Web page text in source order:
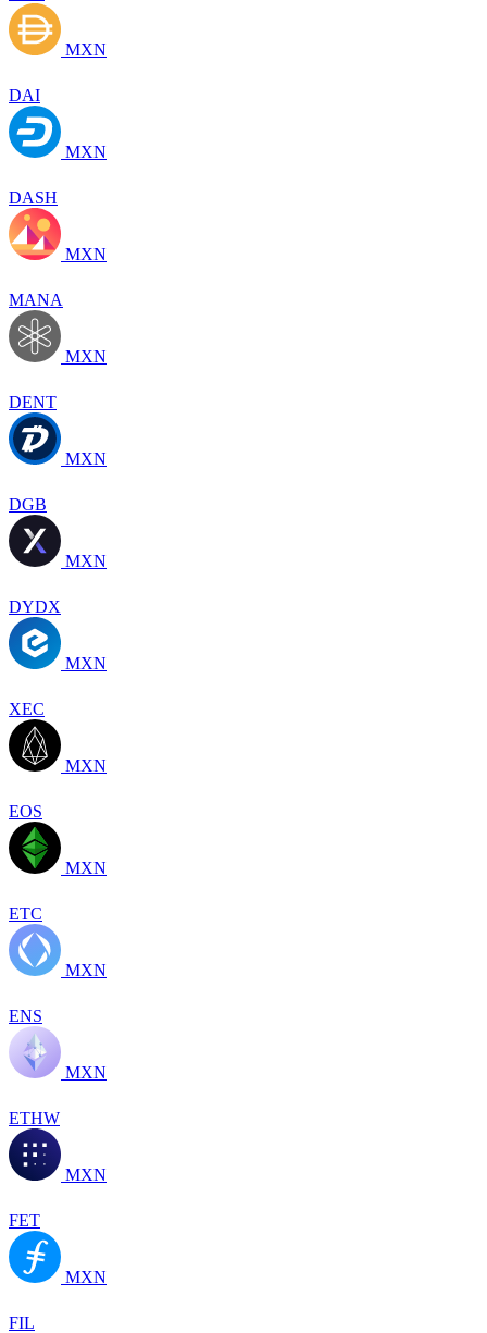
MXN
DAI
MXN
DASH
MXN
MANA
MXN
DENT
MXN
DGB
MXN
DYDX
MXN
XEC
MXN
EOS
MXN
ETC
MXN
ENS
MXN
ETHW
MXN
FET
MXN
FIL